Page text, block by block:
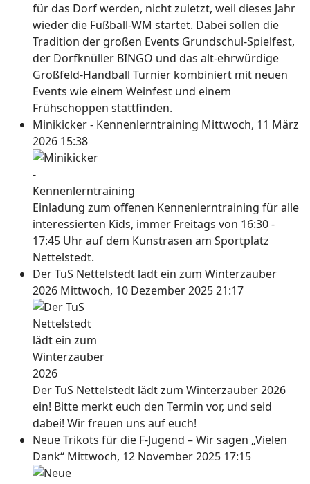
für das Dorf werden, nicht zuletzt, weil dieses Jahr
wieder die Fußball-WM startet. Dabei sollen die
Tradition der großen Events Grundschul-Spielfest,
der Dorfknüller BINGO und das alt-ehrwürdige
Großfeld-Handball Turnier kombiniert mit neuen
Events wie einem Weinfest und einem
Frühschoppen stattfinden.
Minikicker - Kennenlerntraining Mittwoch, 11 März
2026 15:38
Einladung zum offenen Kennenlerntraining für alle
interessierten Kids, immer Freitags von 16:30 -
17:45 Uhr auf dem Kunstrasen am Sportplatz
Nettelstedt.
Der TuS Nettelstedt lädt ein zum Winterzauber
2026 Mittwoch, 10 Dezember 2025 21:17
Der TuS Nettelstedt lädt zum Winterzauber 2026
ein! Bitte merkt euch den Termin vor, und seid
dabei! Wir freuen uns auf euch!
Neue Trikots für die F-Jugend – Wir sagen „Vielen
Dank“ Mittwoch, 12 November 2025 17:15